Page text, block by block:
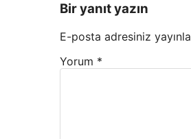
Bir yanıt yazın
E-posta adresiniz
Yorum *